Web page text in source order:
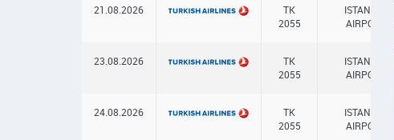
21.08.2026
TK
2055
ISTANBUL
AIRPORT
23.08.2026
TK
2055
ISTANBUL
AIRPORT
24.08.2026
TK
2055
ISTANBUL
AIRPORT